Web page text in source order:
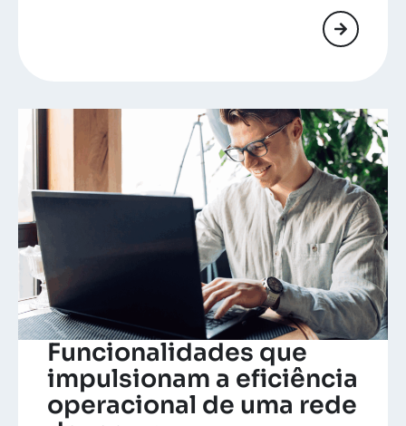
Funcionalidades que
impulsionam a eficiência
operacional de uma rede